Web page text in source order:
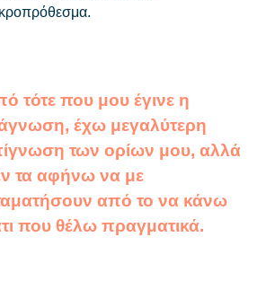
τότε που μου έγινε η
έχω μεγαλύτερη
των ορίων μου, αλλά
τα αφήνω να με
από το να κάνω
που θέλω πραγματικά.